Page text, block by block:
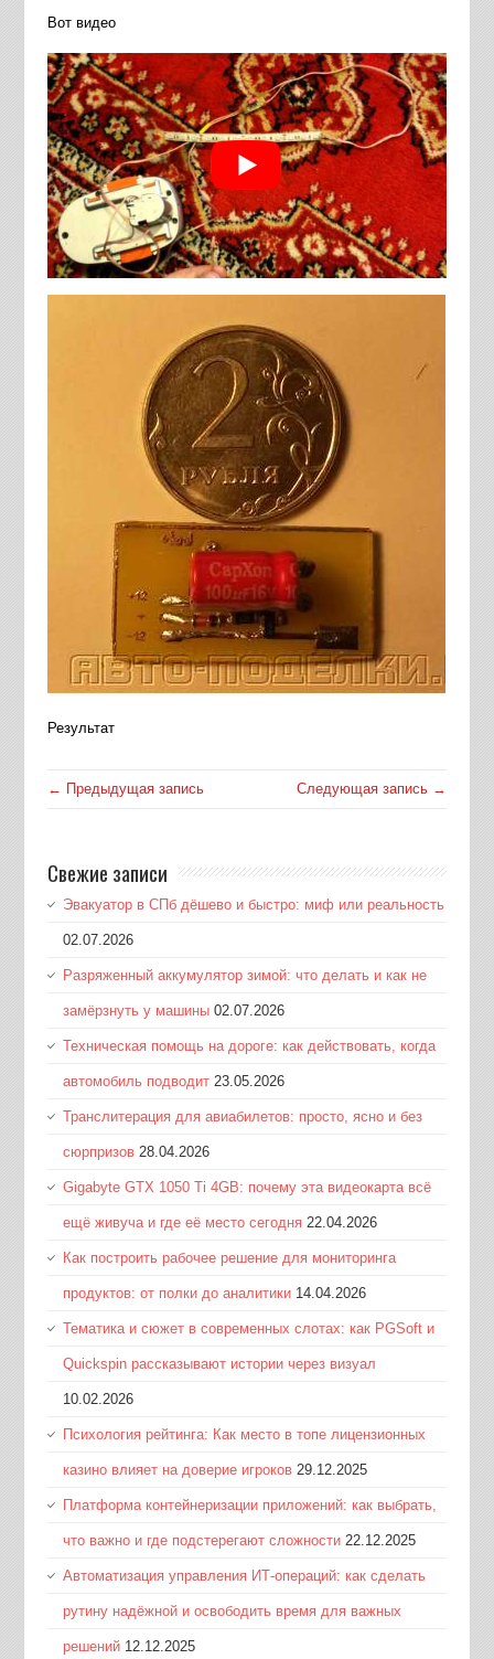
Вот видео
Результат
← Предыдущая запись Следующая запись →
Свежие записи
Эвакуатор в СПб дёшево и быстро: миф или реальность
02.07.2026
Разряженный аккумулятор зимой: что делать и как не
замёрзнуть у машины 02.07.2026
Техническая помощь на дороге: как действовать, когда
автомобиль подводит 23.05.2026
Транслитерация для авиабилетов: просто, ясно и без
сюрпризов 28.04.2026
Gigabyte GTX 1050 Ti 4GB: почему эта видеокарта всё
ещё живуча и где её место сегодня 22.04.2026
Как построить рабочее решение для мониторинга
продуктов: от полки до аналитики 14.04.2026
Тематика и сюжет в современных слотах: как PGSoft и
Quickspin рассказывают истории через визуал
10.02.2026
Психология рейтинга: Как место в топе лицензионных
казино влияет на доверие игроков 29.12.2025
Платформа контейнеризации приложений: как выбрать,
что важно и где подстерегают сложности 22.12.2025
Автоматизация управления ИТ-операций: как сделать
рутину надёжной и освободить время для важных
решений 12.12.2025